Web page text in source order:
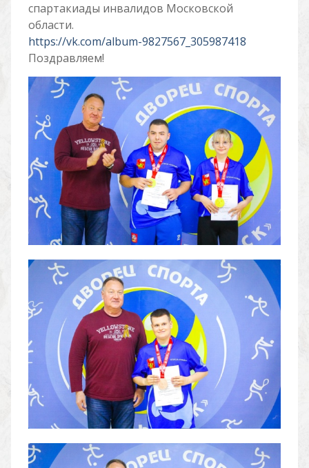
спартакиады инвалидов Московской
области.
https://vk.com/album-9827567_305987418
Поздравляем!